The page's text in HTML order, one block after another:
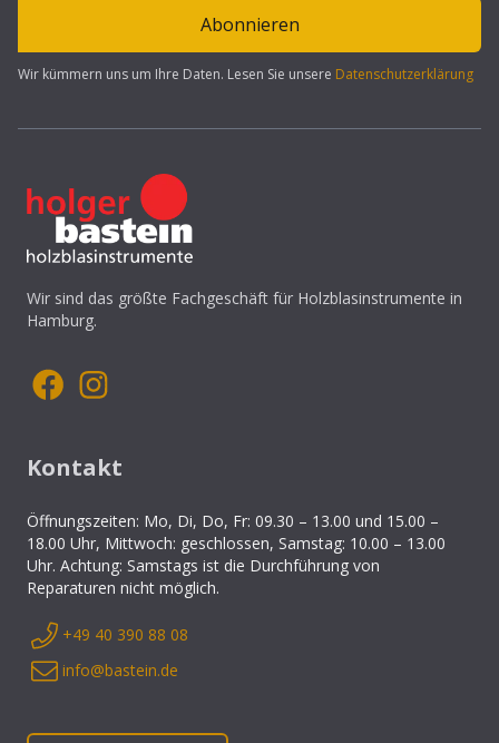
Abonnieren
Wir kümmern uns um Ihre Daten. Lesen Sie unsere Datenschutzerklärung
Wir sind das größte Fachgeschäft für Holzblasinstrumente in
Hamburg.
Kontakt
Öffnungszeiten: Mo, Di, Do, Fr: 09.30 – 13.00 und 15.00 –
18.00 Uhr, Mittwoch: geschlossen, Samstag: 10.00 – 13.00
Uhr. Achtung: Samstags ist die Durchführung von
Reparaturen nicht möglich.
+49 40 390 88 08
info@bastein.de